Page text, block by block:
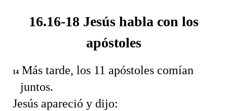
16.16-18 Jesús habla con los
apóstoles
14 Más tarde, los 11 apóstoles comían
juntos.
Jesús apareció y dijo: